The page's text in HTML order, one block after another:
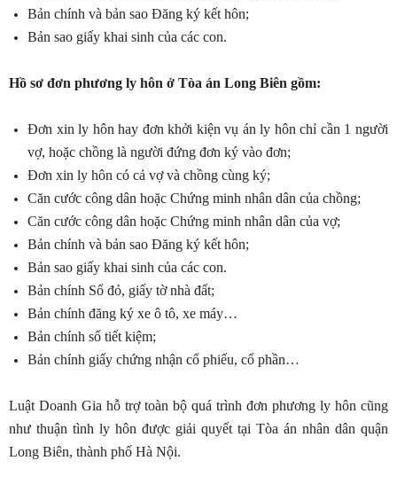
Bản chính và bản sao Đăng ký kết hôn;
Bản sao giấy khai sinh của các con.
Hồ sơ đơn phương ly hôn ở Tòa án Long Biên gồm:
Đơn xin ly hôn hay đơn khởi kiện vụ án ly hôn chỉ cần 1 người
vợ, hoặc chồng là người đứng đơn ký vào đơn;
Đơn xin ly hôn có cả vợ và chồng cùng ký;
Căn cước công dân hoặc Chứng minh nhân dân của chồng;
Căn cước công dân hoặc Chứng minh nhân dân của vợ;
Bản chính và bản sao Đăng ký kết hôn;
Bản sao giấy khai sinh của các con.
Bản chính Sổ đỏ, giấy tờ nhà đất;
Bản chính đăng ký xe ô tô, xe máy…
Bản chính sổ tiết kiệm;
Bản chính giấy chứng nhận cổ phiếu, cổ phần…
Luật Doanh Gia hỗ trợ toàn bộ quá trình đơn phương ly hôn cũng
như thuận tình ly hôn được giải quyết tại Tòa án nhân dân quận
Long Biên, thành phố Hà Nội.